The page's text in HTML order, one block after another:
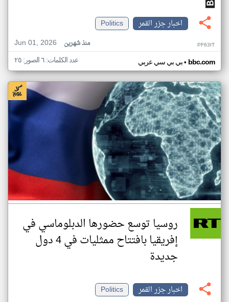
اخبار جزر القمر
Politics
Jun 01, 2026
منذ شهرين PF63IT
بي بي سي عربي• bbc.com عدد الكلمات: ٦ الصور: ٢٥
روسيا توسع حضورها الدبلوماسي في
إفريقيا بافتتاح ممثليات في 4 دول
جديدة
اخبار جزر القمر
Politics